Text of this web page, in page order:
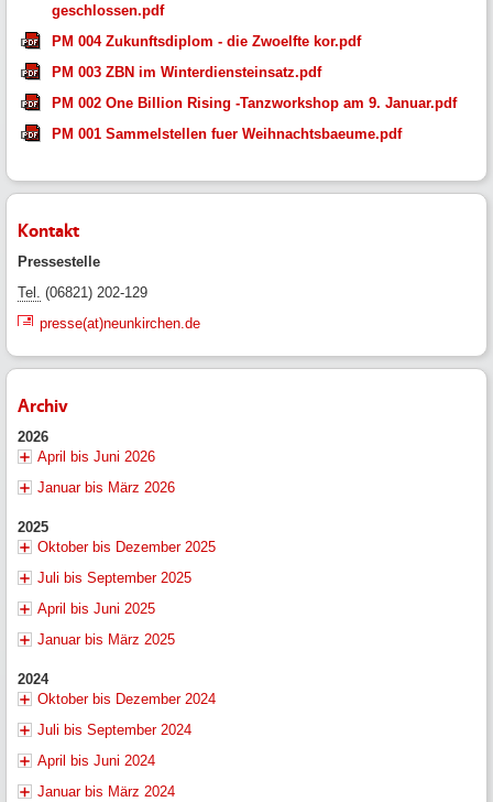
geschlossen.pdf
PM 004 Zukunftsdiplom - die Zwoelfte kor.pdf
PM 003 ZBN im Winterdiensteinsatz.pdf
PM 002 One Billion Rising -Tanzworkshop am 9. Januar.pdf
PM 001 Sammelstellen fuer Weihnachtsbaeume.pdf
Kontakt
Pressestelle
Tel. (06821) 202-129
presse(at)neunkirchen.de
Archiv
2026
April bis Juni 2026
Januar bis März 2026
2025
Oktober bis Dezember 2025
Juli bis September 2025
April bis Juni 2025
Januar bis März 2025
2024
Oktober bis Dezember 2024
Juli bis September 2024
April bis Juni 2024
Januar bis März 2024